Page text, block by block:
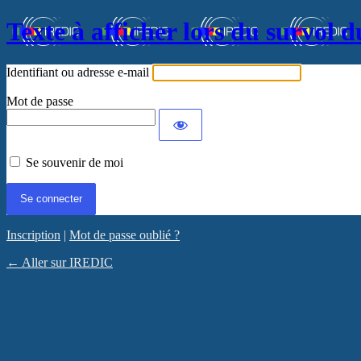
Texte à afficher lors du survol
Identifiant ou adresse e-mail
Mot de passe
Se souvenir de moi
Inscription | Mot de passe oublié ?
← Aller sur IREDIC